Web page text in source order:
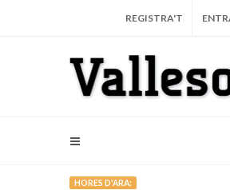
REGISTRA'T
HORES D'ARA: